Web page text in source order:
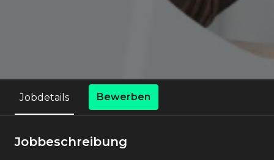
Jobdetails Bewerben
Jobbeschreibung